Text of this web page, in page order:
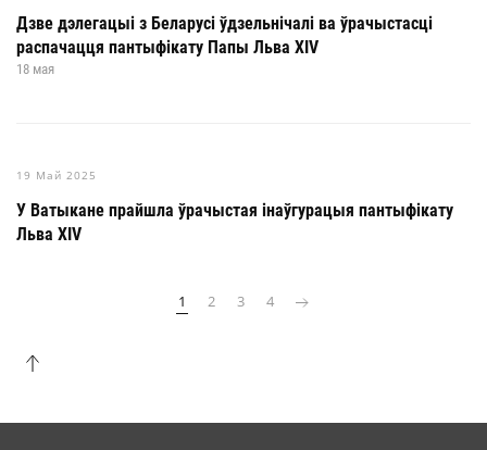
Дзве дэлегацыі з Беларусі ўдзельнічалі ва ўрачыстасці
распачацця пантыфікату Папы Льва XIV
18 мая
19 Май 2025
У Ватыкане прайшла ўрачыстая інаўгурацыя пантыфікату
Льва XIV
1 2 3 4